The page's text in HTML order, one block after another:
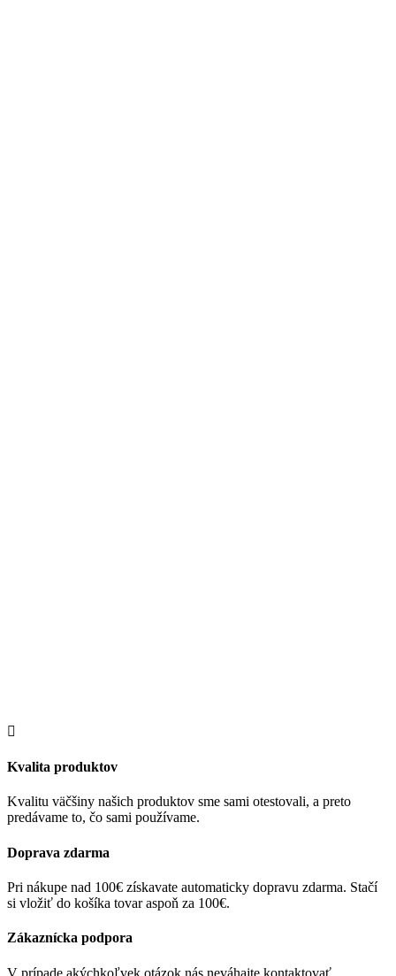
Kvalita produktov
Kvalitu väčšiny našich produktov sme sami otestovali, a preto
predávame to, čo sami používame.
Doprava zdarma
Pri nákupe nad 100€ získavate automaticky dopravu zdarma. Stačí
si vložiť do košíka tovar aspoň za 100€.
Zákaznícka podpora
V prípade akýchkoľvek otázok nás neváhajte kontaktovať